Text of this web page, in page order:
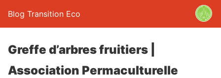
Blog Transition Eco
Greffe d’arbres fruitiers |
Association Permaculturelle